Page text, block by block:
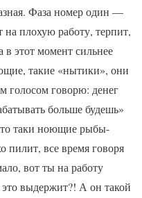
Фаза номер один —
на плохую работу, терпит,
в этот момент сильнее
такие «нытики», они
голосом говорю: денег
больше будешь»
таки ноющие рыбы-
все время говоря
вот ты на работу
выдержит?! А он такой